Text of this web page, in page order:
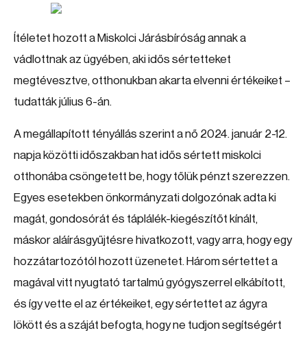
Ítéletet hozott a Miskolci Járásbíróság annak a
vádlottnak az ügyében, aki idős sértetteket
megtévesztve, otthonukban akarta elvenni értékeiket –
tudatták július 6-án.
A megállapított tényállás szerint a nő 2024. január 2-12.
napja közötti időszakban hat idős sértett miskolci
otthonába csöngetett be, hogy tőlük pénzt szerezzen.
Egyes esetekben önkormányzati dolgozónak adta ki
magát, gondosórát és táplálék-kiegészítőt kínált,
máskor aláírásgyűjtésre hivatkozott, vagy arra, hogy egy
hozzátartozótól hozott üzenetet. Három sértettet a
magával vitt nyugtató tartalmú gyógyszerrel elkábított,
és így vette el az értékeiket, egy sértettet az ágyra
lökött és a száját befogta, hogy ne tudjon segítségért